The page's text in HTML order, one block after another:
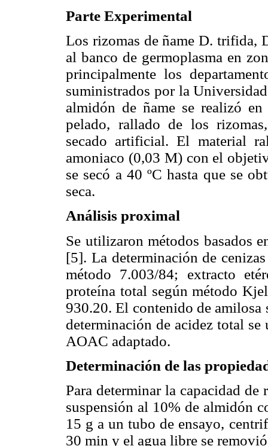
Parte Experimental
Los rizomas de ñame D. trifida,
al banco de germoplasma en
principalmente los
suministrados por la
almidón de ñame se realizó
pelado, rallado de los
secado artificial. El material
amoniaco (0,03 M) con el
se secó a 40 ºC hasta que se
seca.
Análisis proximal
Se utilizaron métodos basados
[5]. La determinación de
método 7.003/84; extracto
proteína total según método
930.20. El contenido de amilosa
determinación de acidez total
AOAC adaptado.
Determinación de las
Para determinar la capacidad
suspensión al 10% de almidón
15 g a un tubo de ensayo,
30 min y el agua libre se